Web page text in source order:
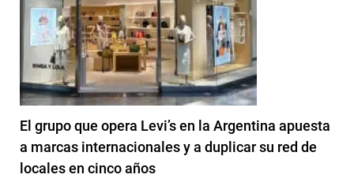
El grupo que opera Levi’s en la Argentina apuesta
a marcas internacionales y a duplicar su red de
locales en cinco años